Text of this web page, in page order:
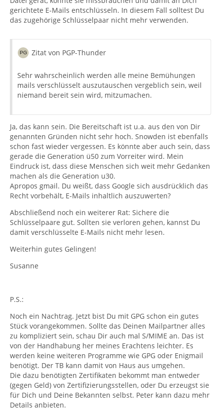
gerichtete E-Mails entschlüsseln. In diesem Fall solltest Du
das zugehörige Schlüsselpaar nicht mehr verwenden.
Zitat von PGP-Thunder
Sehr wahrscheinlich werden alle meine Bemühungen
mails verschlüsselt auszutauschen vergeblich sein, weil
niemand bereit sein wird, mitzumachen.
Ja, das kann sein. Die Bereitschaft ist u.a. aus den von Dir
genannten Gründen nicht sehr hoch. Snowden ist ebenfalls
schon fast wieder vergessen. Es könnte aber auch sein, dass
gerade die Generation ü50 zum Vorreiter wird. Mein
Eindruck ist, dass diese Menschen sich weit mehr Gedanken
machen als die Generation u30.
Apropos gmail. Du weißt, dass Google sich ausdrücklich das
Recht vorbehält, E-Mails inhaltlich auszuwerten?
Abschließend noch ein weiterer Rat: Sichere die
Schlüsselpaare gut. Sollten sie verloren gehen, kannst Du
damit verschlüsselte E-Mails nicht mehr lesen.
Weiterhin gutes Gelingen!
Susanne
P.S.:
Noch ein Nachtrag. Jetzt bist Du mit GPG schon ein gutes
Stück vorangekommen. Sollte das Deinen Mailpartner alles
zu kompliziert sein, schau Dir auch mal S/MIME an. Das ist
von der Handhabung her meines Erachtens leichter. Es
werden keine weiteren Programme wie GPG oder Enigmail
benötigt. Der TB kann damit von Haus aus umgehen.
Die dazu benötigten Zertifikaten bekommt man entweder
(gegen Geld) von Zertifizierungsstellen, oder Du erzeugst sie
für Dich und Deine Bekannten selbst. Peter kann dazu mehr
Details anbieten.